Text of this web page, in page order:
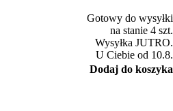
Gotowy do wysyłki
na stanie 4 szt.
Wysyłka JUTRO.
U Ciebie od 10.8.
Dodaj do koszyka